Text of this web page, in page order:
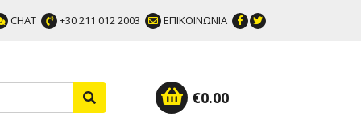
CHAT +30 211 012 2003 ΕΠΙΚΟΙΝΩΝΙΑ
€0.00